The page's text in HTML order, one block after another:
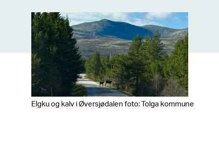
Elgku og kalv i Øversjødalen foto: Tolga kommune